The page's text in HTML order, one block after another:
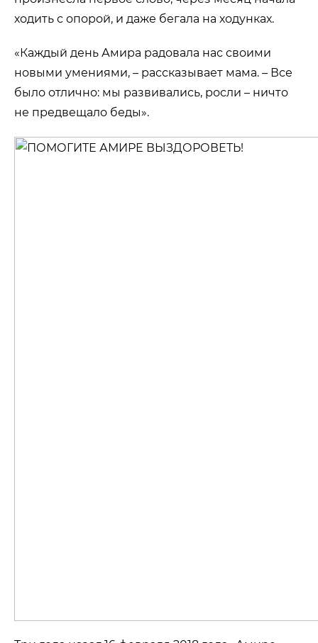
ходить с опорой, и даже бегала на ходунках.
«Каждый день Амира радовала нас своими
новыми умениями, – рассказывает мама. – Все
было отлично: мы развивались, росли – ничто
не предвещало беды».